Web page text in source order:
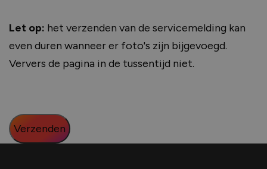
Let op: het verzenden van de servicemelding kan
even duren wanneer er foto's zijn bijgevoegd.
Ververs de pagina in de tussentijd niet.